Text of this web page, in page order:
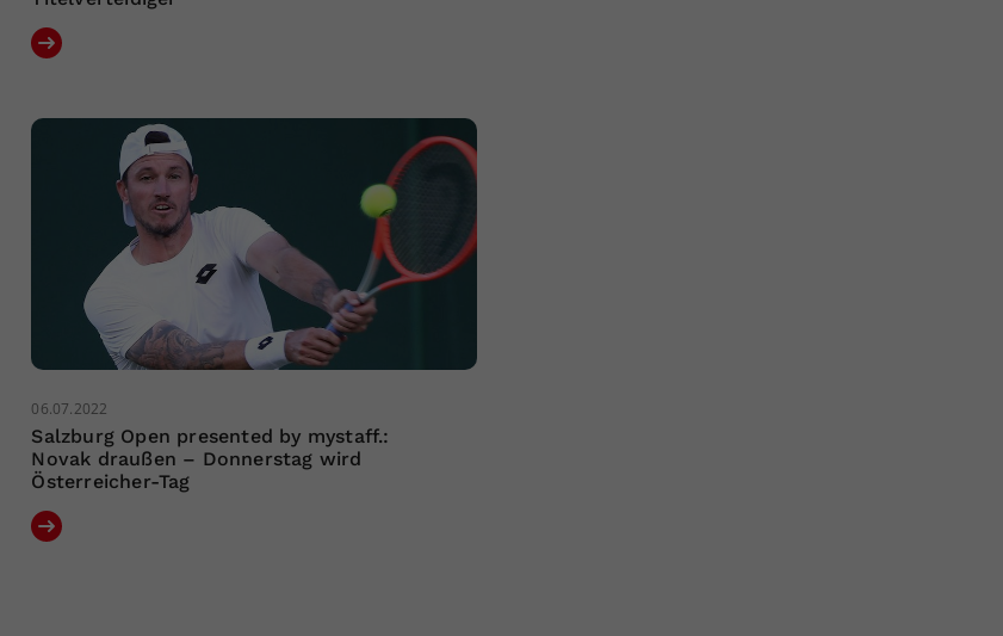
06.07.2022
Salzburg Open presented by mystaff.:
Novak draußen – Donnerstag wird
Österreicher-Tag